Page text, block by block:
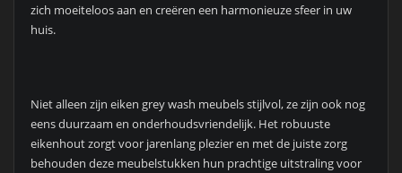
zich moeiteloos aan en creëren een harmonieuze sfeer in uw
huis.
Niet alleen zijn eiken grey wash meubels stijlvol, ze zijn ook nog
eens duurzaam en onderhoudsvriendelijk. Het robuuste
eikenhout zorgt voor jarenlang plezier en met de juiste zorg
behouden deze meubelstukken hun prachtige uitstraling voor